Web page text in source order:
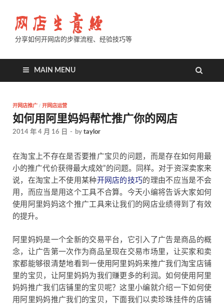
分享如何开网店的步骤流程、经验技巧等
MAIN MENU
开网店推广 / 开网店运营
如何用阿里妈妈帮忙推广你的网店
2014 年 4 月 16 日 - by taylor
在淘宝上不存在是否要推广宝贝的问题，而是存在如何用最
小的推广代价获得最大成效”的问题。同样。对于资深卖家来
说，在淘宝上不使用某种开网店的技巧 的理由不应当是不会
用，而应当是用这个工具不合算。今天小编将告诉大家如何
使用阿里妈妈这个推广工具来让我们的网店业绩得到了有效
的提升。
阿里妈妈是一个全新的交易平台，它引入了广告是商品的概
念，让广告第一次作为商品呈现在交易市场里，让买家和卖
家都能够很清楚地看到一使用阿里妈妈来推广我们淘宝店铺
里的宝贝，让阿里妈妈为我们赚更多的利润。如何使用阿里
妈妈推广我们店铺里的宝贝呢？这里小编就介绍一下如何使
用阿里妈妈推广我们的宝贝，下面我们以卖珍珠挂件的店铺